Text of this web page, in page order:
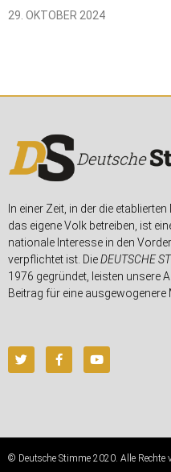
29. OKTOBER 2024
In einer Zeit, in der die
das eigene Volk betreiben, ist
nationale Interesse in den
verpflichtet ist. DieDEUTSCHE
1976 gegründet, leisten unsere
Beitrag für eine ausgewogenere
© Deutsche Stimme 2020. Alle Rechte